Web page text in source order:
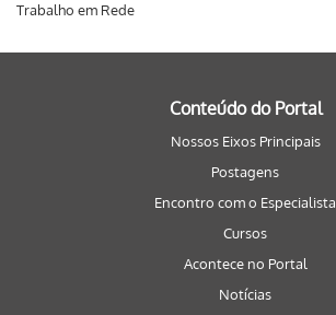
Trabalho em Rede
Conteúdo do Portal
Nossos Eixos Principais
Postagens
Encontro com o Especialista
Cursos
Acontece no Portal
Notícias